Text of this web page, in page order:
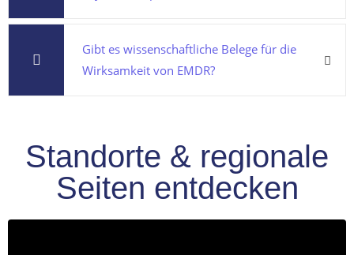
Gibt es wissenschaftliche Belege für die
Wirksamkeit von EMDR?
Standorte & regionale
Seiten entdecken